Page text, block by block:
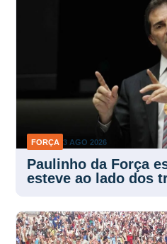
FORÇA 3 AGO 2026
Paulinho da Força
esteve ao lado dos